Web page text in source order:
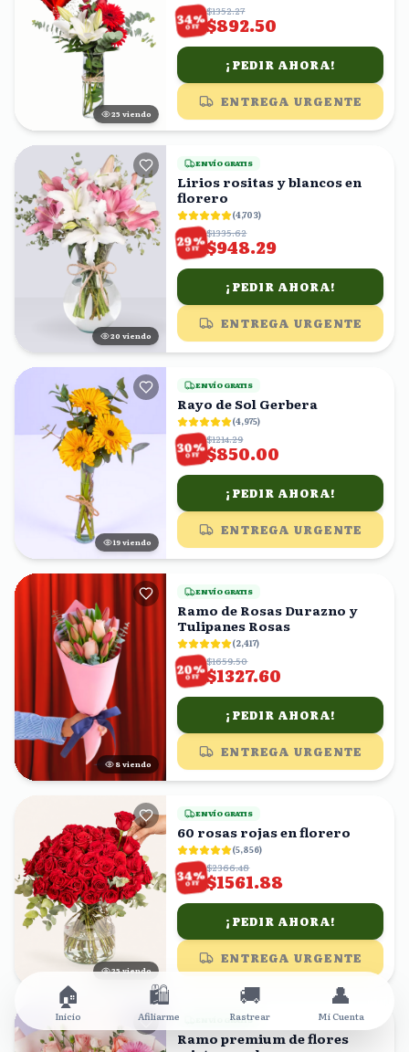
25 viendo
34%
OFF
$1352.27
$892.50
¡PEDIR AHORA!
ENTREGA URGENTE
21 viendo
ENVÍO GRATIS
Lirios rositas y blancos en
florero
(4,703)
29%
OFF
$1335.62
$948.29
¡PEDIR AHORA!
ENTREGA URGENTE
18 viendo
ENVÍO GRATIS
Rayo de Sol Gerbera
(4,975)
30%
OFF
$1214.29
$850.00
¡PEDIR AHORA!
ENTREGA URGENTE
8 viendo
ENVÍO GRATIS
Ramo de Rosas Durazno y
Tulipanes Rosas
(2,417)
20%
OFF
$1659.50
$1327.60
¡PEDIR AHORA!
ENTREGA URGENTE
25viendo
ENVÍO GRATIS
60 rosas rojas en florero
(5,856)
34%
OFF
$2366.48
$1561.88
¡PEDIR AHORA!
ENTREGA URGENTE
ENVÍO GRATIS
Ramo premium de flores
🏠
Inicio
🛍️
Afiliarme
🚚
Rastrear
👤
Mi Cuenta